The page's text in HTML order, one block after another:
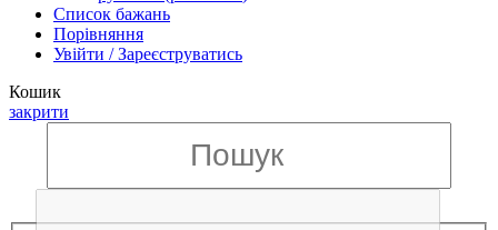
Список бажань
Порівняння
Увійти / Зареєструватись
Кошик
закрити